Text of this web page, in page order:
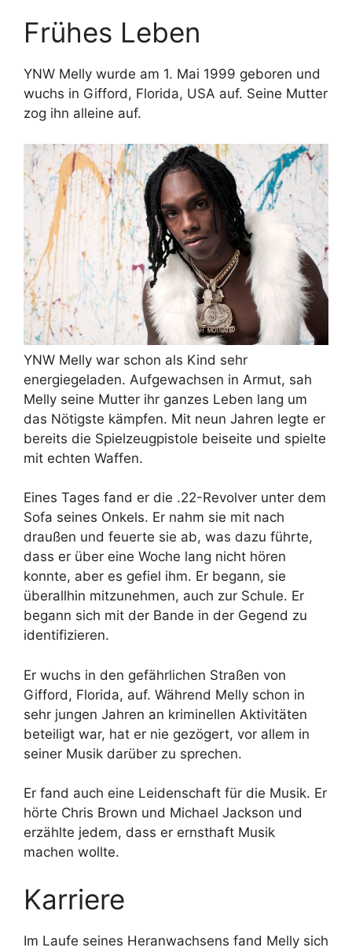
Frühes Leben
YNW Melly wurde am 1. Mai 1999 geboren und
wuchs in Gifford, Florida, USA auf. Seine Mutter
zog ihn alleine auf.
YNW Melly war schon als Kind sehr
energiegeladen. Aufgewachsen in Armut, sah
Melly seine Mutter ihr ganzes Leben lang um
das Nötigste kämpfen. Mit neun Jahren legte er
bereits die Spielzeugpistole beiseite und spielte
mit echten Waffen.
Eines Tages fand er die .22-Revolver unter dem
Sofa seines Onkels. Er nahm sie mit nach
draußen und feuerte sie ab, was dazu führte,
dass er über eine Woche lang nicht hören
konnte, aber es gefiel ihm. Er begann, sie
überallhin mitzunehmen, auch zur Schule. Er
begann sich mit der Bande in der Gegend zu
identifizieren.
Er wuchs in den gefährlichen Straßen von
Gifford, Florida, auf. Während Melly schon in
sehr jungen Jahren an kriminellen Aktivitäten
beteiligt war, hat er nie gezögert, vor allem in
seiner Musik darüber zu sprechen.
Er fand auch eine Leidenschaft für die Musik. Er
hörte Chris Brown und Michael Jackson und
erzählte jedem, dass er ernsthaft Musik
machen wollte.
Karriere
Im Laufe seines Heranwachsens fand Melly sich